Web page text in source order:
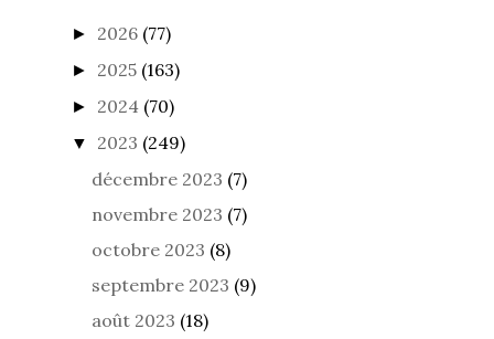
► 2026 (77)
► 2025 (163)
► 2024 (70)
▼ 2023 (249)
décembre 2023 (7)
novembre 2023 (7)
octobre 2023 (8)
septembre 2023 (9)
août 2023 (18)